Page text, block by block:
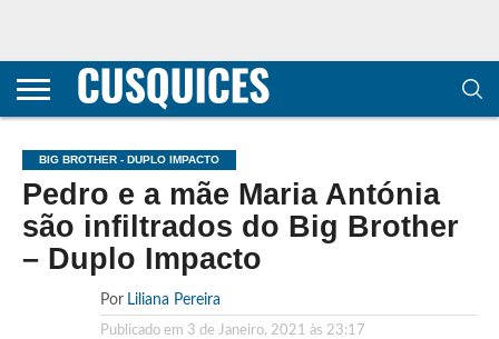
CONTACTOS
HOME
POLÍTICA DE
E COOKIES
SOBRE
TERMOS E
TRANSPARÊNCIA
METODOLOGIA
BIG BROTHER - DUPLO IMPACTO
Pedro e a mãe Maria Antónia
são infiltrados do Big Brother
– Duplo Impacto
Por Liliana Pereira
Publicado em 3 de Janeiro, 2021 às 23:17